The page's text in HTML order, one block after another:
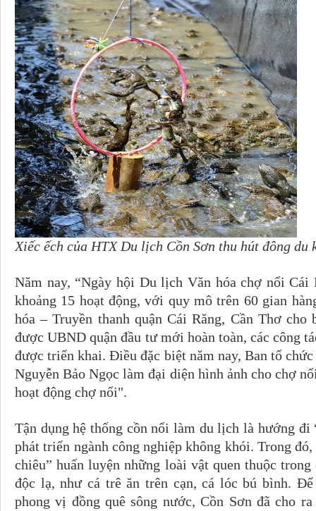
Xiếc ếch của HTX Du lịch Cồn Sơn thu hút đông
Năm nay, “Ngày hội Du lịch Văn hóa chợ nổi Cái
khoảng 15 hoạt động, với quy mô trên 60 gian
hóa – Truyền thanh quận Cái Răng, Cần Thơ
được UBND quận đầu tư mới hoàn toàn, các công
được triển khai. Điều đặc biệt năm nay, Ban tổ
Nguyễn Bảo Ngọc làm đại diện hình ảnh cho chợ
hoạt động chợ nổi".
Tận dụng hệ thống cồn nổi làm du lịch là hướng
phát triển ngành công nghiệp không khói. Trong
chiêu” huấn luyện những loài vật quen thuộc
độc lạ, như cá trê ăn trên cạn, cá lóc bú bình.
phong vị đồng quê sông nước, Cồn Sơn đã cho